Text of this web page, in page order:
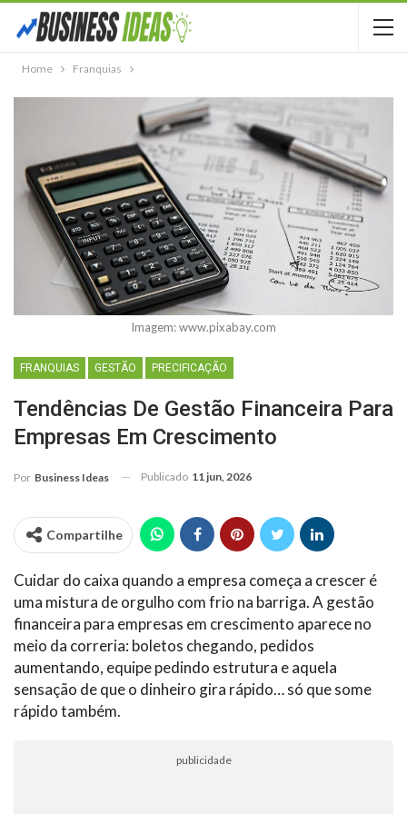
Home Franquias
Imagem: www.pixabay.com
FRANQUIAS GESTÃO PRECIFICAÇÃO
Tendências De Gestão Financeira Para
Empresas Em Crescimento
Por Business Ideas Publicado 11 jun, 2026
Compartilhe
Cuidar do caixa quando a empresa começa a crescer é
uma mistura de orgulho com frio na barriga. A gestão
financeira para empresas em crescimento aparece no
meio da correria: boletos chegando, pedidos
aumentando, equipe pedindo estrutura e aquela
sensação de que o dinheiro gira rápido… só que some
rápido também.
publicidade